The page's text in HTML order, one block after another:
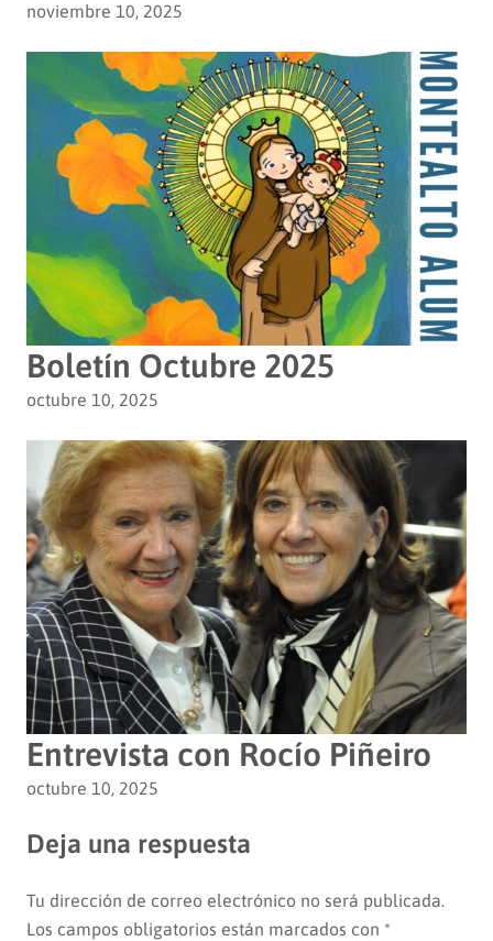
noviembre 10, 2025
Boletín Octubre 2025
octubre 10, 2025
Entrevista con Rocío Piñeiro
octubre 10, 2025
Deja una respuesta
Tu dirección de correo electrónico no será publicada.
Los campos obligatorios están marcados con *